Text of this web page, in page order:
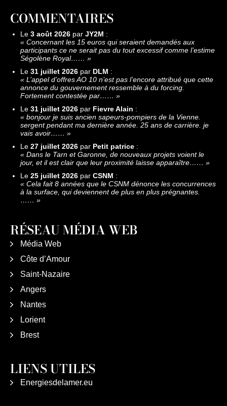
COMMENTAIRES
Le 3 août 2026 par JY2M :
« Concernant les 15 euros qui seraient demandés aux
participants ce ne serait pas du tout excessif comme l’estime
Ségolène Royal…… »
Le 31 juillet 2026 par DLM :
« L’appel d’offres AO 10 n’est pas l’encore attribué que cette
annonce du gouvernement ressemble à du forcing.
Fortement contestée par…… »
Le 31 juillet 2026 par Fievre Alain :
« bonjour je suis ancien sapeurs-pompiers de la Vienne.
sergent pendant ma dernière année. 25 ans de carrière. je
vais avoir…… »
Le 27 juillet 2026 par Petit patrice :
« Dans le Tarn et Garonne, de nouveaux projets voient le
jour, et il est clair que leur proximité laisse apparaître…… »
Le 25 juillet 2026 par CSNM :
« Cela fait 8 années que le CSNM dénonce les concurrences
à la surface, qui deviennent de plus en plus prégnantes.
…… »
RÉSEAU MÉDIA WEB
Média Web
Côte d’Amour
Saint-Nazaire
Angers
Nantes
Lorient
Brest
LIENS UTILES
Energiesdelamer.eu